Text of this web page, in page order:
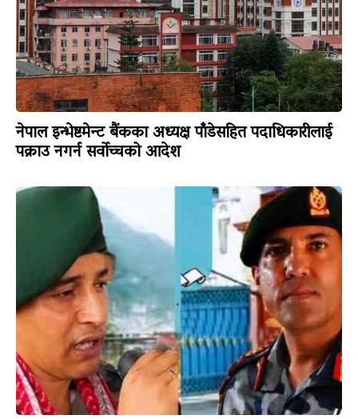
नेपाल इन्भेष्टमेन्ट बैंकका अध्यक्ष पाँडेसहित पदाधिकारीलाई
पक्राउ नगर्न सर्वोच्चको आदेश